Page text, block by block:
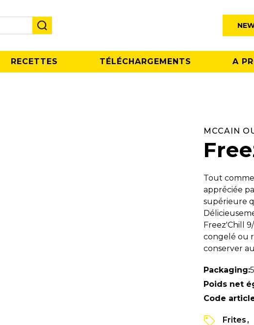
RECETTES TÉLÉCHARGEMENTS A
MCCAIN
Tout comme
appréciée
supérieure
Freez'Chill
congelé ou
conserver
Packaging:
Poids net
Code
Frites